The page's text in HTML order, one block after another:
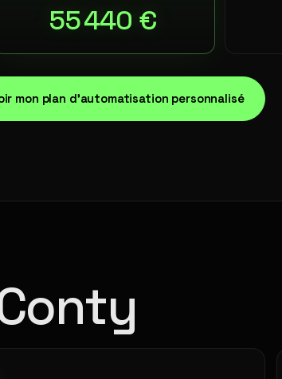
55 440 €
mon plan d'automatisation personnalisé